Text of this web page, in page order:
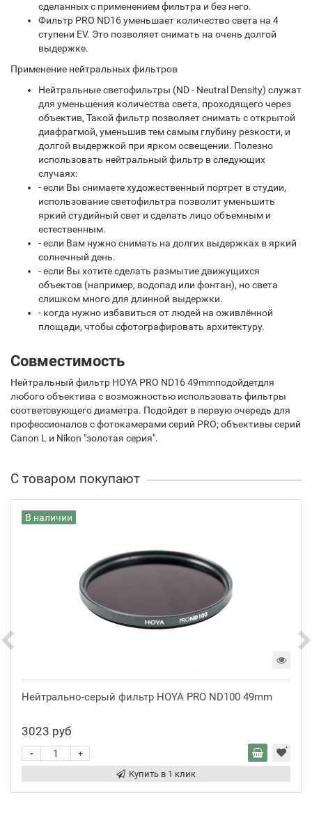
сделанных с применением фильтра и без него.
Фильтр PRO ND16 уменьшает количество света на 4
ступени EV. Это позволяет снимать на очень долгой
выдержке.
Применение нейтральных фильтров
Нейтральные светофильтры (ND - Neutral Density) служат
для уменьшения количества света, проходящего через
объектив, Такой фильтр позволяет снимать с открытой
диафрагмой, уменьшив тем самым глубину резкости, и
долгой выдержкой при ярком освещении. Полезно
использовать нейтральный фильтр в следующих
случаях:
- если Вы снимаете художественный портрет в студии,
использование светофильтра позволит уменьшить
яркий студийный свет и сделать лицо объемным и
естественным.
- если Вам нужно снимать на долгих выдержках в яркий
солнечный день.
- если Вы хотите сделать размытие движущихся
объектов (например, водопад или фонтан), но света
слишком много для длинной выдержки.
- когда нужно избавиться от людей на оживлённой
площади, чтобы сфотографировать архитектуру.
Совместимость
Нейтральный фильтр HOYA PRO ND16 49mm подойдетдля
любого объектива с возможностью использовать фильтры
соответсвующего диаметра. Подойдет в первую очередь для
профессионалов с фотокамерами серий PRO; объективы серий
Canon L и Nikon "золотая серия".
С товаром покупают
В наличии
Нейтрально-серый фильтр HOYA PRO ND100 49mm
3023 руб
+
-
Купить в 1 клик